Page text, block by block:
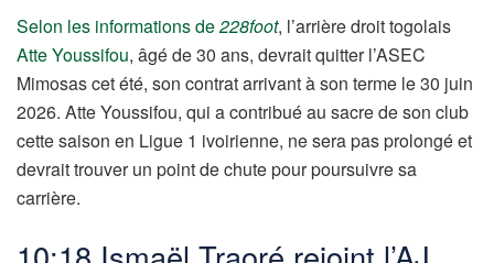
Selon les informations de228foot, l’arrière droit togolais
Atte Youssifou, âgé de 30 ans, devrait quitter l’ASEC
Mimosas cet été, son contrat arrivant à son terme le 30 juin
2026. Atte Youssifou, qui a contribué au sacre de son club
cette saison en Ligue 1 ivoirienne, ne sera pas prolongé et
devrait trouver un point de chute pour poursuivre sa
carrière.